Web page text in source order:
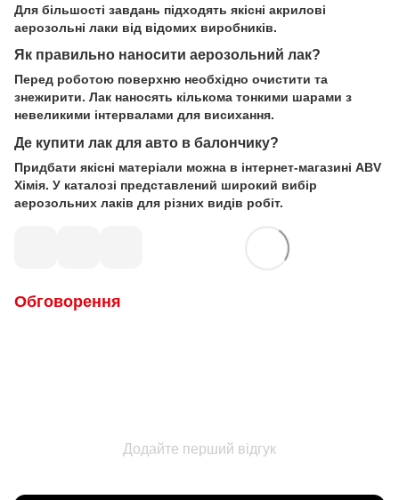
Для більшості завдань підходять якісні акрилові
аерозольні лаки від відомих виробників.
Як правильно наносити аерозольний лак?
Перед роботою поверхню необхідно очистити та
знежирити. Лак наносять кількома тонкими шарами з
невеликими інтервалами для висихання.
Де купити лак для авто в балончику?
Придбати якісні матеріали можна в інтернет-магазині ABV
Хімія. У каталозі представлений широкий вибір
аерозольних лаків для різних видів робіт.
Обговорення
Додайте перший відгук